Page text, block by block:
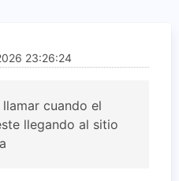
23:26:24
cuando el
llegando al sitio